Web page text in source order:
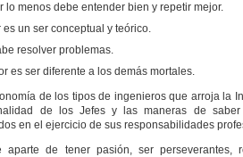
lo menos debe entender bien y repetir mejor.
es un ser conceptual y teórico.
resolver problemas.
es ser diferente a los demás mortales.
de los tipos de ingenieros que arroja la
de los Jefes y las maneras de saber
en el ejercicio de sus responsabilidades
aparte de tener pasión, ser perseverantes,